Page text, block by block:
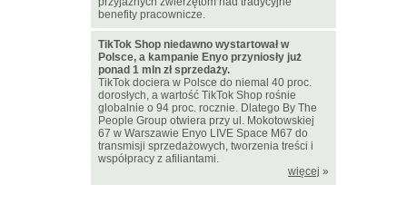
benefity pracownicze.
TikTok Shop niedawno wystartował w
Polsce, a kampanie Enyo przyniosły już
ponad 1 mln zł sprzedaży.
TikTok dociera w Polsce do niemal 40 proc.
dorosłych, a wartość TikTok Shop rośnie
globalnie o 94 proc. rocznie. Dlatego By The
People Group otwiera przy ul. Mokotowskiej
67 w Warszawie Enyo LIVE Space M67 do
transmisji sprzedażowych, tworzenia treści i
współpracy z afiliantami.
więcej »